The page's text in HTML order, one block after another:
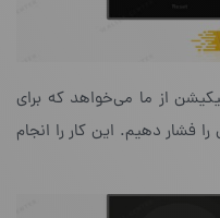
اپلیکیشن از ما می‌خواهد که برای
فشار دهیم. این کار را انجام